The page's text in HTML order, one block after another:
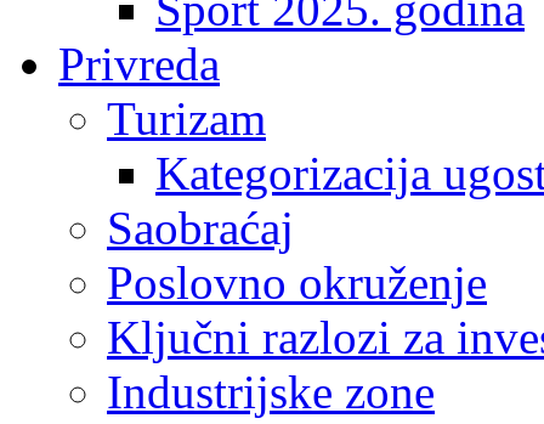
Privreda
Turizam
Kategorizacija
Saobraćaj
Poslovno okruženje
Ključni razlozi za
Industrijske zone